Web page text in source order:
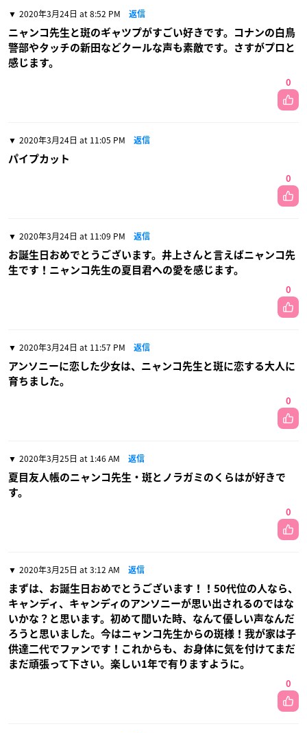
2020年3月24日 at 8:52 PM 返信
ニャンコ先生と斑のギャツプがすごい好きです。コナンの白鳥
警部やタッチの新田などクールな声も素敵です。さすがプロと
感じます。
0
2020年3月24日 at 11:05 PM 返信
パイプカット
0
2020年3月24日 at 11:09 PM 返信
お誕生日おめでとうございます。井上さんと言えばニャンコ先
生です！ニャンコ先生の夏目君への愛を感じます。
0
2020年3月24日 at 11:57 PM 返信
アンソニーに恋した少女は、ニャンコ先生と斑に恋する大人に
育ちました。
0
2020年3月25日 at 1:46 AM 返信
夏目友人帳のニャンコ先生・斑とノラガミのくらはが好きで
す。
0
2020年3月25日 at 3:12 AM 返信
まずは、お誕生日おめでとうございます！！50代位の人なら、
キャンディ、キャンディのアンソニーが思い出されるのではな
いかな？と思います。初めて聞いた時、なんて優しい声なんだ
ろうと思いました。今はニャンコ先生からの斑様！我が家は子
供達二代でファンです！これからも、お身体に気を付けてまだ
まだ頑張って下さい。楽しい1年で有りますように。
0